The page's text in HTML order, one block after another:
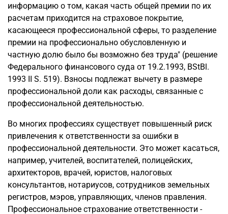
информацию о том, какая часть общей премии по их
расчетам приходится на страховое покрытие,
касающееся профессиональной сферы, то разделение
премии на профессионально обусловленную и
частную долю было бы возможно без труда" (решение
Федерального финансового суда от 19.2.1993, BStBl.
1993 II S. 519). Взносы подлежат вычету в размере
профессиональной доли как расходы, связанные с
профессиональной деятельностью.
Во многих профессиях существует повышенный риск
привлечения к ответственности за ошибки в
профессиональной деятельности. Это может касаться,
например, учителей, воспитателей, полицейских,
архитекторов, врачей, юристов, налоговых
консультантов, нотариусов, сотрудников земельных
регистров, мэров, управляющих, членов правления.
Профессиональное страхование ответственности -